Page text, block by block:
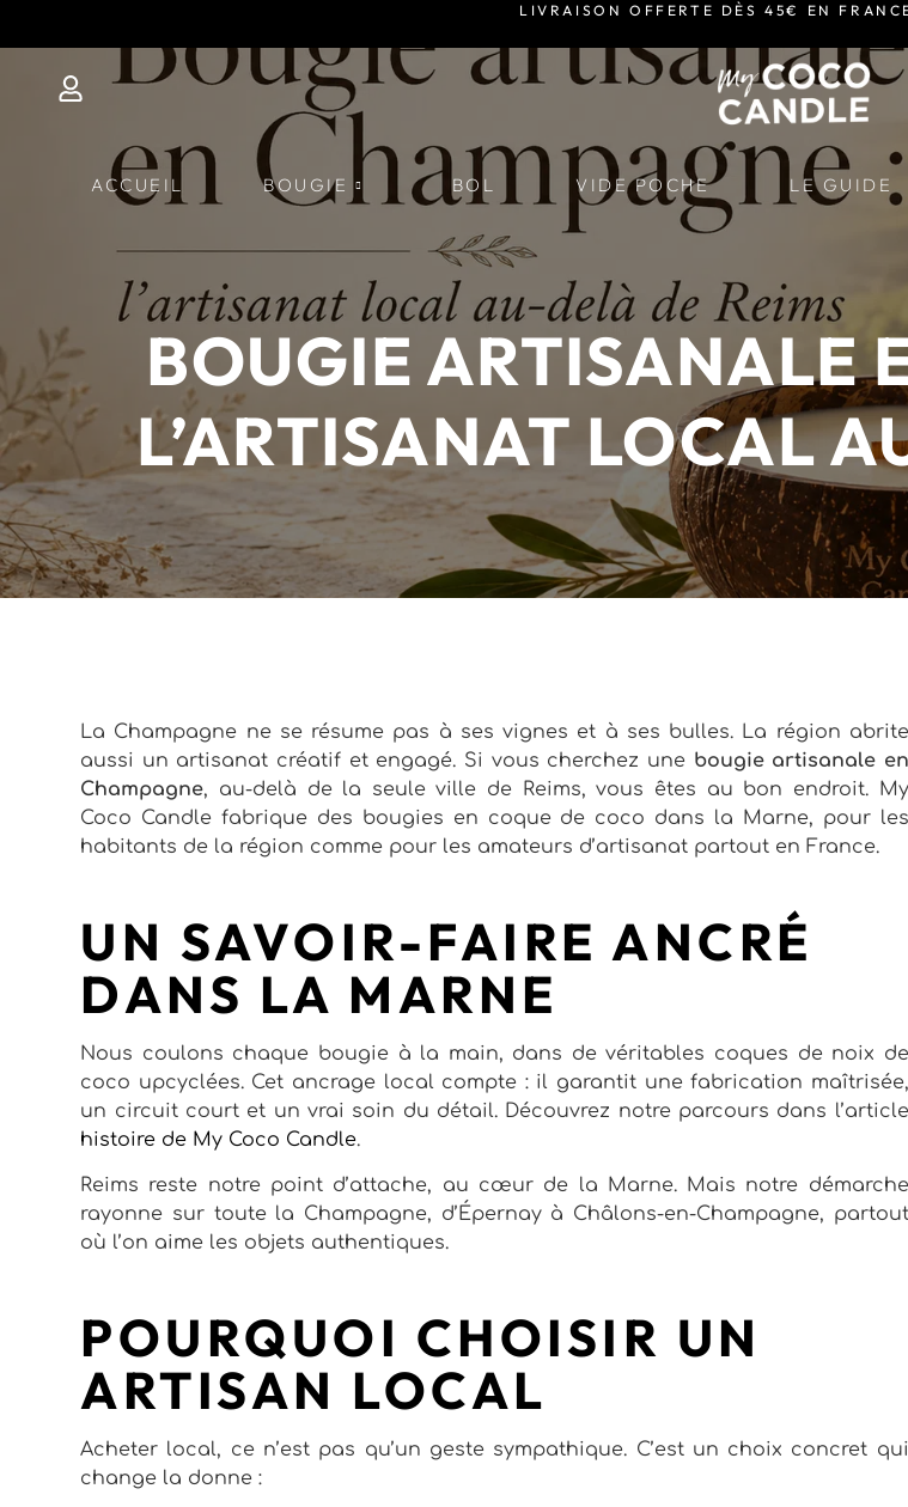
LIVRAISON OFFERTE DÈS 45€ EN
ACCUEIL BOUGIE BOL VIDE POCHE LE GUIDE
BOUGIE ARTISANALE
L’ARTISANAT LOCAL
La Champagne ne se résume pas à ses vignes et à ses bulles. La région abrite
aussi un artisanat créatif et engagé. Si vous cherchez une bougie artisanale en
Champagne, au-delà de la seule ville de Reims, vous êtes au bon endroit. My
Coco Candle fabrique des bougies en coque de coco dans la Marne, pour les
habitants de la région comme pour les amateurs d’artisanat partout en France.
UN SAVOIR-FAIRE ANCRÉ
DANS LA MARNE
Nous coulons chaque bougie à la main, dans de véritables coques de noix de
coco upcyclées. Cet ancrage local compte : il garantit une fabrication maîtrisée,
un circuit court et un vrai soin du détail. Découvrez notre parcours dans l’article
histoire de My Coco Candle.
Reims reste notre point d’attache, au cœur de la Marne. Mais notre démarche
rayonne sur toute la Champagne, d’Épernay à Châlons-en-Champagne, partout
où l’on aime les objets authentiques.
POURQUOI CHOISIR UN
ARTISAN LOCAL
Acheter local, ce n’est pas qu’un geste sympathique. C’est un choix concret qui
change la donne :